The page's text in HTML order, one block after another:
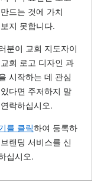
드는 것에 가치
지 못합니다.
분이 교회 지도자이
회 로고 디자인 과
시작하는 데 관심
다면 주저하지 말
락하십시오.
를 클릭하여 등록하
랜딩 서비스를 신
십시오.